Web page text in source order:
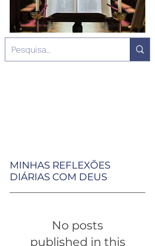
MINHAS REFLEXÕES
DIÁRIAS COM DEUS
No posts
published in this